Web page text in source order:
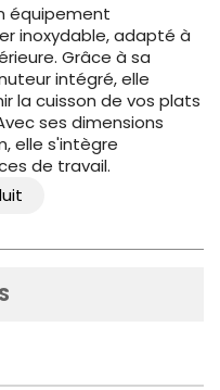
équipement
inoxydable, adapté à
Grâce à sa
intégré, elle
la cuisson de vos plats
ses dimensions
elle s'intègre
de travail.